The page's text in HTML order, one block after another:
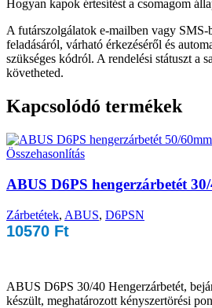
Hogyan kapok értesítést a csomagom
A futárszolgálatok e-mailben vagy SMS-
feladásáról, várható érkezéséről és
szükséges kódról. A rendelési státuszt a
követheted.
Kapcsolódó termékek
Összehasonlítás
ABUS D6PS hengerzárbetét
Zárbetétek, ABUS, D6PSN
10570 Ft
ABUS D6PS 30/40 Hengerzárbetét,
készült, meghatározott kényszertörési